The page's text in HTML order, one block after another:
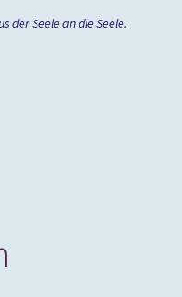
der Seele an die Seele.